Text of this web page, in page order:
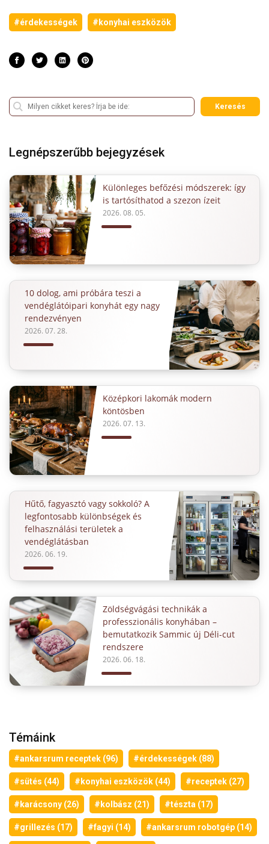
#érdekességek #konyhai eszközök
Keresés
Legnépszerűbb bejegyzések
Különleges befőzési módszerek: így
is tartósíthatod a szezon ízeit
2026. 08. 05.
10 dolog, ami próbára teszi a
vendéglátóipari konyhát egy nagy
rendezvényen
2026. 07. 28.
Középkori lakomák modern
köntösben
2026. 07. 13.
Hűtő, fagyasztó vagy sokkoló? A
legfontosabb különbségek és
felhasználási területek a
vendéglátásban
2026. 06. 19.
Zöldségvágási technikák a
professzionális konyhában –
bemutatkozik Sammic új Déli-cut
rendszere
2026. 06. 18.
Témáink
#ankarsrum receptek (96) #érdekességek (88)
#sütés (44) #konyhai eszközök (44) #receptek (27)
#karácsony (26) #kolbász (21) #tészta (17)
#grillezés (17) #fagyi (14) #ankarsrum robotgép (14)